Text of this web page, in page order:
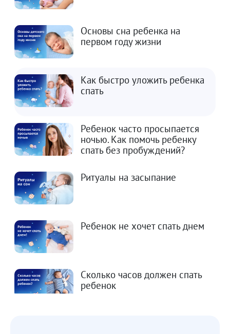
Основы сна ребенка на
первом году жизни
Как быстро уложить ребенка
спать
Ребенок часто просыпается
ночью. Как помочь ребенку
спать без пробуждений?
Ритуалы на засыпание
Ребенок не хочет спать днем
Сколько часов должен спать
ребенок